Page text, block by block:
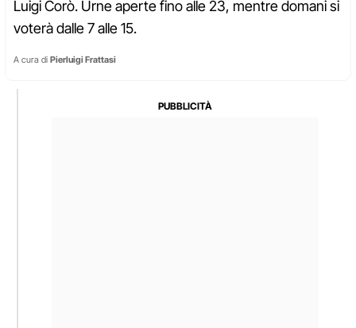
Luigi Corò. Urne aperte fino alle 23, mentre domani si
voterà dalle 7 alle 15.
A cura di Pierluigi Frattasi